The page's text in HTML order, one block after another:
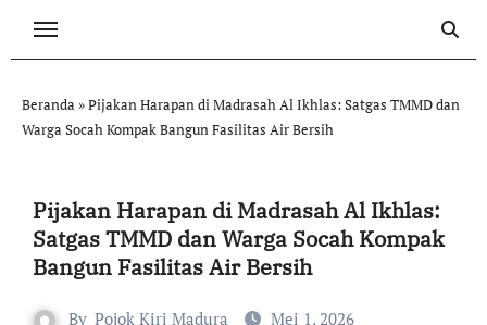
Beranda »Pijakan Harapan di Madrasah Al Ikhlas: Satgas TMMD dan
Warga Socah Kompak Bangun Fasilitas Air Bersih
Pijakan Harapan di Madrasah Al Ikhlas:
Satgas TMMD dan Warga Socah Kompak
Bangun Fasilitas Air Bersih
By Pojok Kiri Madura Mei 1, 2026